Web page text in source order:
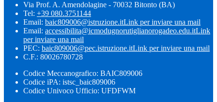
Via Prof. A. Amendolagine - 70032 Bitonto (BA)
Tel: +39 080.3751144
Email: baic809006@istruzione.itLink per inviare una mail
Email: accessibilita@icmodugnorutiglianorogadeo.edu.itLink
per inviare una mail
PEC: baic809006@pec.istruzione.itLink per inviare una mail
C.F.: 80026780728
Codice Meccanografico: BAIC809006
Codice iPA: istsc_baic809006
Codice Univoco Ufficio: UFDFWM